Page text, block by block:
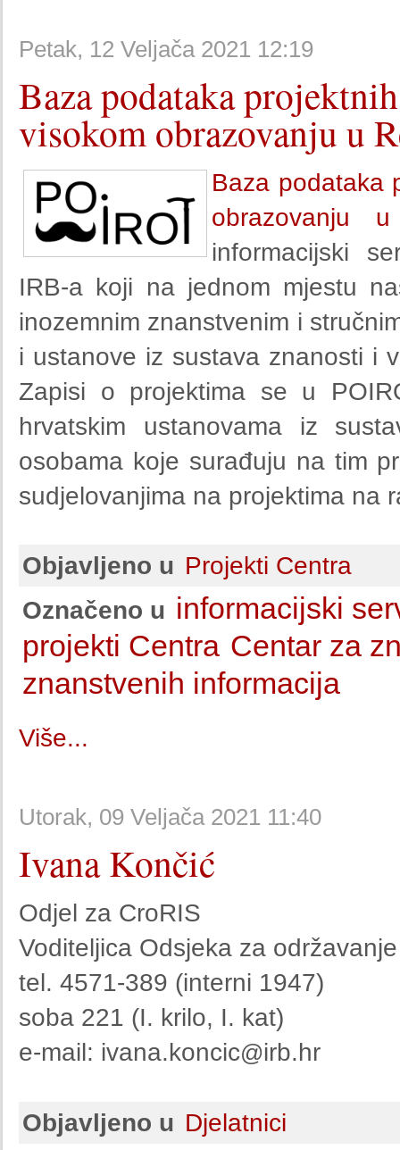
Petak, 12 Veljača 2021 12:19
Baza podataka
visokom obrazovanju u
Baza podataka
obrazovanju
informacijski
IRB-a koji na jednom mjestu
inozemnim znanstvenim i
i ustanove iz sustava znanosti i
Zapisi o projektima se u
hrvatskim ustanovama iz
osobama koje surađuju na tim
sudjelovanjima na projektima na
Objavljeno u Projekti Centra
Označeno u informacijski
projekti Centra Centar za
znanstvenih informacija
Više...
Utorak, 09 Veljača 2021 11:40
Ivana Končić
Odjel za CroRIS
Voditeljica Odsjeka za
tel. 4571-389 (interni 1947)
soba 221 (I. krilo, I. kat)
e-mail: ivana.koncic@irb.hr
Objavljeno u Djelatnici